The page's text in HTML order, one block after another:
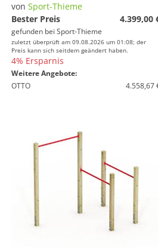
von Sport-Thieme
Bester Preis
4.399,00
gefunden bei Sport-Thieme
zuletzt überprüft am 09.08.2026 um 01:08; der
Preis kann sich seitdem geändert haben.
4% Ersparnis
Weitere Angebote:
OTTO
4.558,67